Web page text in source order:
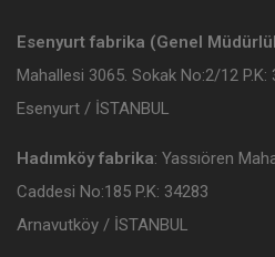
Esenyurt fabrika (Genel
Mahallesi 3065. Sokak No:2/12 P.K:
Esenyurt / İSTANBUL
Hadımköy fabrika: Yassıören
Caddesi No:185 P.K: 34283
Arnavutköy / İSTANBUL